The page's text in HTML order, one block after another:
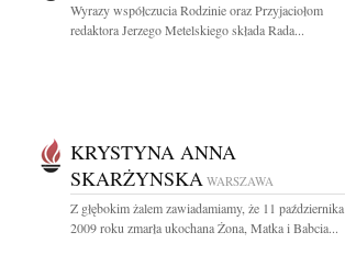
Wyrazy współczucia Rodzinie oraz Przyjaciołom
redaktora Jerzego Metelskiego składa Rada...
KRYSTYNA ANNA
SKARŻYNSKA WARSZAWA
Z głębokim żalem zawiadamiamy, że 11 października
2009 roku zmarła ukochana Żona, Matka i Babcia...